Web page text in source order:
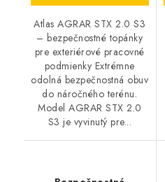
Atlas AGRAR STX 2.0 S3
– bezpečnostné topánky
pre exteriérové pracovné
podmienky Extrémne
odolná bezpečnostná obuv
do náročného terénu.
Model AGRAR STX 2.0
S3 je vyvinutý pre...